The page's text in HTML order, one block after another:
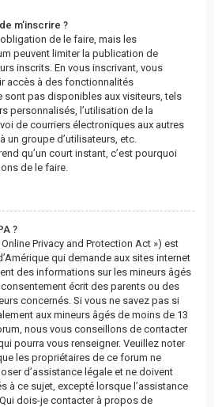
m’inscrire ?
de le faire, mais les
peuvent limiter la publication de
inscrits. En vous inscrivant, vous
accès à des fonctionnalités
sont pas disponibles aux visiteurs, tels
personnalisés, l’utilisation de la
de courriers électroniques aux autres
un groupe d’utilisateurs, etc.
qu’un court instant, c’est pourquoi
de le faire.
?
Online Privacy and Protection Act ») est
qui demande aux sites internet
des informations sur les mineurs âgés
écrit des parents ou des
concernés. Si vous ne savez pas si
aux mineurs âgés de moins de 13
nous vous conseillons de contacter
pourra vous renseigner. Veuillez noter
les propriétaires de ce forum ne
d’assistance légale et ne doivent
à ce sujet, excepté lorsque l’assistance
dois-je contacter à propos de